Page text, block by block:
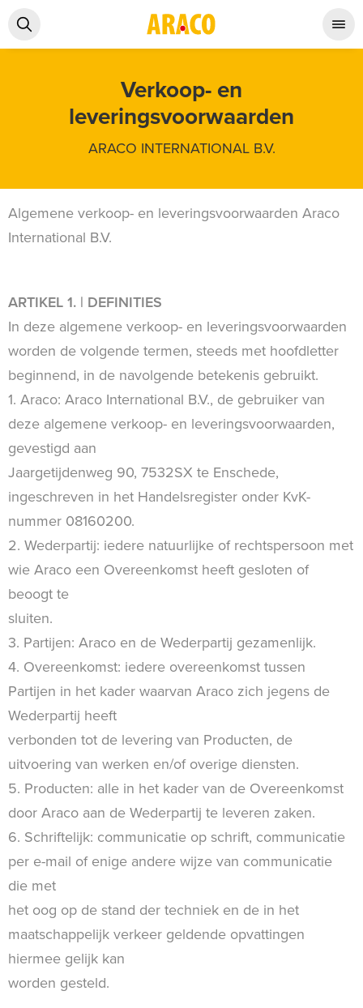
Verkoop- en
leveringsvoorwaarden
ARACO INTERNATIONAL B.V.
Algemene verkoop- en leveringsvoorwaarden Araco
International B.V.
ARTIKEL 1. | DEFINITIES
In deze algemene verkoop- en leveringsvoorwaarden
worden de volgende termen, steeds met hoofdletter
beginnend, in de navolgende betekenis gebruikt.
1. Araco: Araco International B.V., de gebruiker van
deze algemene verkoop- en leveringsvoorwaarden,
gevestigd aan
Jaargetijdenweg 90, 7532SX te Enschede,
ingeschreven in het Handelsregister onder KvK-
nummer 08160200.
2. Wederpartij: iedere natuurlijke of rechtspersoon met
wie Araco een Overeenkomst heeft gesloten of
beoogt te
sluiten.
3. Partijen: Araco en de Wederpartij gezamenlijk.
4. Overeenkomst: iedere overeenkomst tussen
Partijen in het kader waarvan Araco zich jegens de
Wederpartij heeft
verbonden tot de levering van Producten, de
uitvoering van werken en/of overige diensten.
5. Producten: alle in het kader van de Overeenkomst
door Araco aan de Wederpartij te leveren zaken.
6. Schriftelijk: communicatie op schrift, communicatie
per e-mail of enige andere wijze van communicatie
die met
het oog op de stand der techniek en de in het
maatschappelijk verkeer geldende opvattingen
hiermee gelijk kan
worden gesteld.